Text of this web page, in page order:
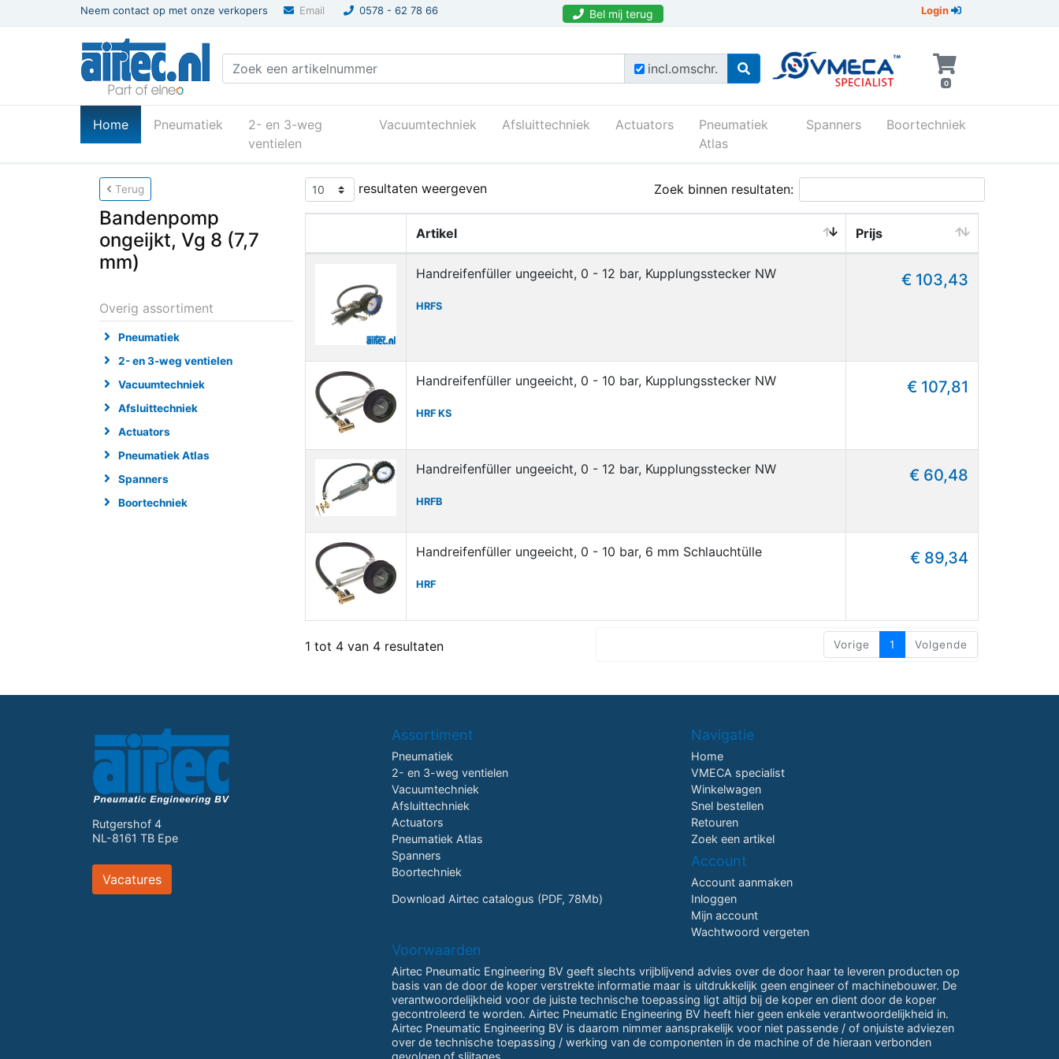
Neem contact op met onze verkopers Email 0578 - 62 78 66 Bel mij terug Login
incl.omschr.
0
Home(current)Pneumatiek
2- en 3-weg
ventielen
Vacuumtechniek Afsluittechniek Actuators
Pneumatiek
Atlas
Spanners Boortechniek
Pneumatiek-atlas Bandenpomp_ongeijkt_vg_8_77_mm
Terug
Bandenpomp
ongeijkt, Vg 8 (7,7
mm)
Overig assortiment
Pneumatiek
2- en 3-weg ventielen
Vacuumtechniek
Afsluittechniek
Actuators
Pneumatiek Atlas
Spanners
Boortechniek
resultaten weergeven Zoek binnen resultaten:
Artikel Prijs
Handreifenfüller ungeeicht, 0 - 12 bar, Kupplungsstecker NW
HRFS
€ 103,43
Handreifenfüller ungeeicht, 0 - 10 bar, Kupplungsstecker NW
HRF KS
€ 107,81
Handreifenfüller ungeeicht, 0 - 12 bar, Kupplungsstecker NW
HRFB
€ 60,48
Handreifenfüller ungeeicht, 0 - 10 bar, 6 mm Schlauchtülle
HRF
€ 89,34
1 tot 4 van 4 resultaten Vorige 1 Volgende
Rutgershof 4
NL-8161 TB Epe
Vacatures
Assortiment
Pneumatiek
2- en 3-weg ventielen
Vacuumtechniek
Afsluittechniek
Actuators
Pneumatiek Atlas
Spanners
Boortechniek
Download Airtec catalogus (PDF, 78Mb)
Navigatie
Home
VMECA specialist
Winkelwagen
Snel bestellen
Retouren
Zoek een artikel
Account
Account aanmaken
Inloggen
Mijn account
Wachtwoord vergeten
Voorwaarden
Airtec Pneumatic Engineering BV geeft slechts vrijblijvend advies over de door haar te leveren producten op
basis van de door de koper verstrekte informatie maar is uitdrukkelijk geen engineer of machinebouwer. De
verantwoordelijkheid voor de juiste technische toepassing ligt altijd bij de koper en dient door de koper
gecontroleerd te worden. Airtec Pneumatic Engineering BV heeft hier geen enkele verantwoordelijkheid in.
Airtec Pneumatic Engineering BV is daarom nimmer aansprakelijk voor niet passende / of onjuiste adviezen
over de technische toepassing / werking van de componenten in de machine of de hieraan verbonden
gevolgen of slijtages.